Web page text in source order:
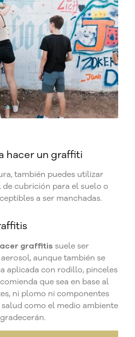
hacer un graffiti
también puedes utilizar
cubrición para el suelo o
a ser manchadas.
graffitis suele ser
aunque también se
aplicada con rodillo, pinceles
que sea en base al
ni plomo ni componentes
como el medio ambiente